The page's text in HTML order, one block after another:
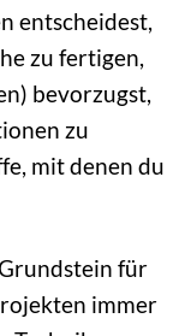
entscheidest,
zu fertigen,
bevorzugst,
zu
mit denen du
für
immer